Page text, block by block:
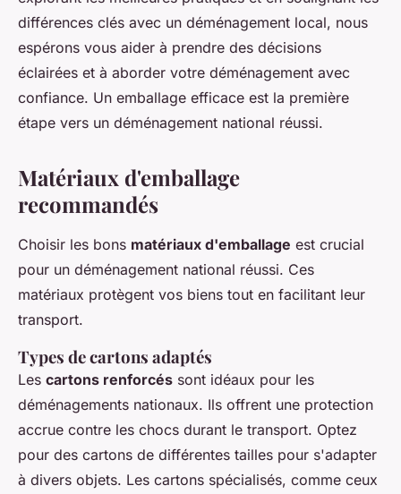
différences clés avec un déménagement local, nous
espérons vous aider à prendre des décisions
éclairées et à aborder votre déménagement avec
confiance. Un emballage efficace est la première
étape vers un déménagement national réussi.
Matériaux d'emballage
recommandés
Choisir les bons matériaux d'emballage est crucial
pour un déménagement national réussi. Ces
matériaux protègent vos biens tout en facilitant leur
transport.
Types de cartons adaptés
Les cartons renforcés sont idéaux pour les
déménagements nationaux. Ils offrent une protection
accrue contre les chocs durant le transport. Optez
pour des cartons de différentes tailles pour s'adapter
à divers objets. Les cartons spécialisés, comme ceux